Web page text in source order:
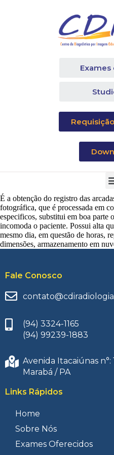
Exames
É a obtenção do registro das
fotográfica, que é processada em
especificos, substitui em boa parte
incomoda o paciente. Possui alta
mesmo dia, em questão de horas,
dimensões, armazenamento em
Fale Conosco
(94) 3324-1165
(94) 99239-1883
Avenida Itacaiúnas n°:
Marabá / PA
Links Rápidos
Home
Sobre Nós
Exames Oferecidos